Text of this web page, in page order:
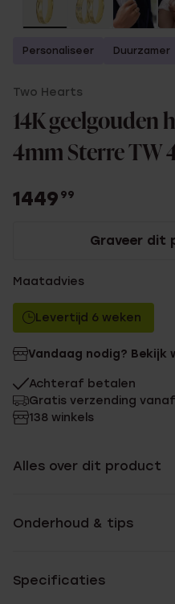
Personaliseer Duurzamer
Two Hearts
14K geelgouden
4mm Sterre TW
1449 99
Graveer dit
Maatadvies
Levertijd 6 weken
Vandaag nodig? Bekijk
Achteraf betalen
Gratis verzending
138 winkels
Alles over dit product
Onderhoud & tips
Specificaties